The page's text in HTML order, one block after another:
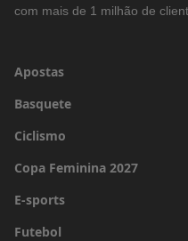
com mais de 1 milhão de
Apostas
Basquete
Ciclismo
Copa Feminina 2027
E-sports
Futebol